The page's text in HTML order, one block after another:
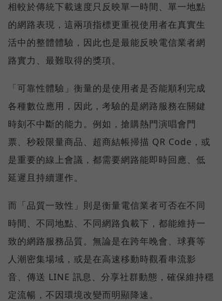
相較於傳統下載速度只反映單一時間、單一地點
的網路表現，這兩項指標更重視使用者在真實生
活中的整體體驗，因此也是最能反映電信業者網
路實力、最難取得的獎項。
「可靠性體驗」衡量的是使用者是否能順利完成
各種數位應用，因此，考驗的是網路服務在關鍵
時刻不中斷的能力。例如，搶購熱門演唱會門
票、秒殺限量商品、超商結帳掃描 QR Code，或
是重要的線上會議，都需要網路能即時回應、低
延遲且持續運作。
而「品質一致性」則是衡量電信業者可否在不同
時間、不同地點、不同網路負載下，都能維持一
致的網路服務品質。無論是在跨年晚會、球賽等
人潮密集場域，或是在高速移動時觀看串流影
音、傳送 LINE 訊息、分享社群動態，確保維持穩
定流暢，不因環境改變而明顯降速。